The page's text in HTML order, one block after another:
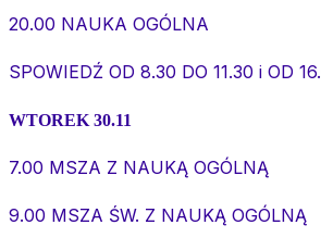
20.00 NAUKA OGÓLNA
SPOWIEDŹ OD 8.30 DO 11.30 i OD
WTOREK 30.11
7.00 MSZA Z NAUKĄ OGÓLNĄ
9.00 MSZA ŚW. Z NAUKĄ OGÓLNĄ